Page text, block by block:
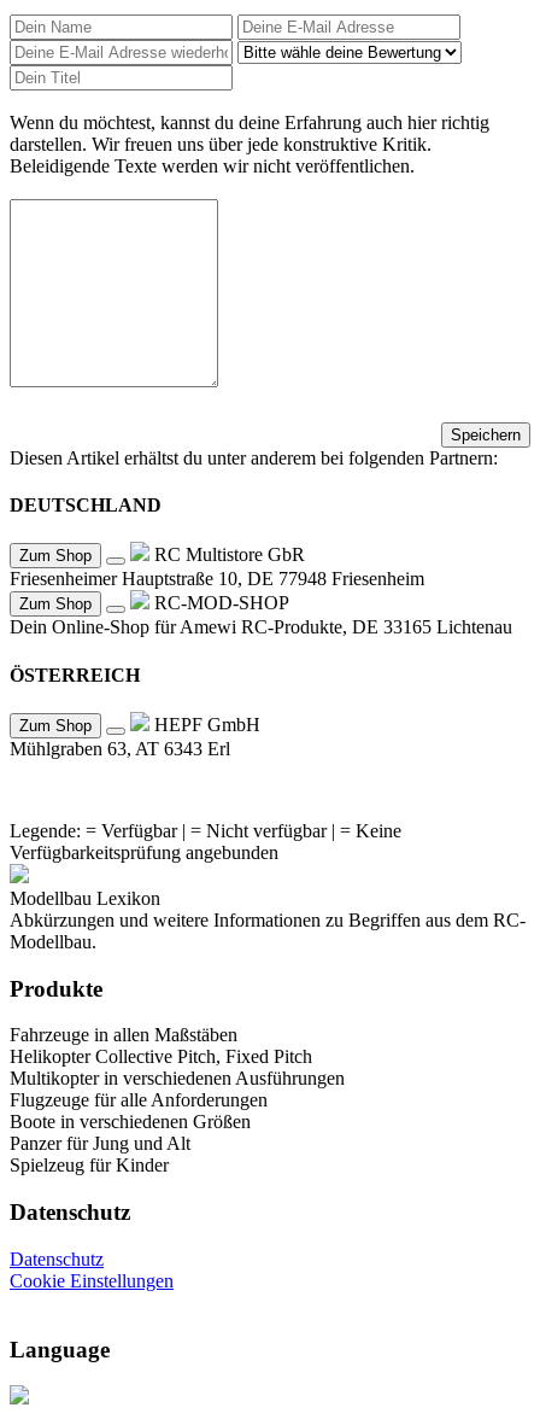
Wenn du möchtest, kannst du deine Erfahrung auch hier richtig
darstellen. Wir freuen uns über jede konstruktive Kritik.
Beleidigende Texte werden wir nicht veröffentlichen.
Speichern
Diesen Artikel erhältst du unter anderem bei folgenden Partnern:
DEUTSCHLAND
Zum Shop
RC Multistore GbR
Friesenheimer Hauptstraße 10, DE 77948 Friesenheim
Zum Shop
RC-MOD-SHOP
Dein Online-Shop für Amewi RC-Produkte, DE 33165 Lichtenau
ÖSTERREICH
Zum Shop
HEPF GmbH
Mühlgraben 63, AT 6343 Erl
Legende: = Verfügbar | = Nicht verfügbar | = Keine
Verfügbarkeitsprüfung angebunden
Modellbau Lexikon
Abkürzungen und weitere Informationen zu Begriffen aus dem RC-
Modellbau.
Produkte
Fahrzeuge in allen Maßstäben
Helikopter Collective Pitch, Fixed Pitch
Multikopter in verschiedenen Ausführungen
Flugzeuge für alle Anforderungen
Boote in verschiedenen Größen
Panzer für Jung und Alt
Spielzeug für Kinder
Datenschutz
Datenschutz
Cookie Einstellungen
Language